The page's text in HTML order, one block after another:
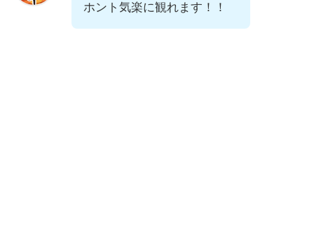
ホント気楽に観れます！！